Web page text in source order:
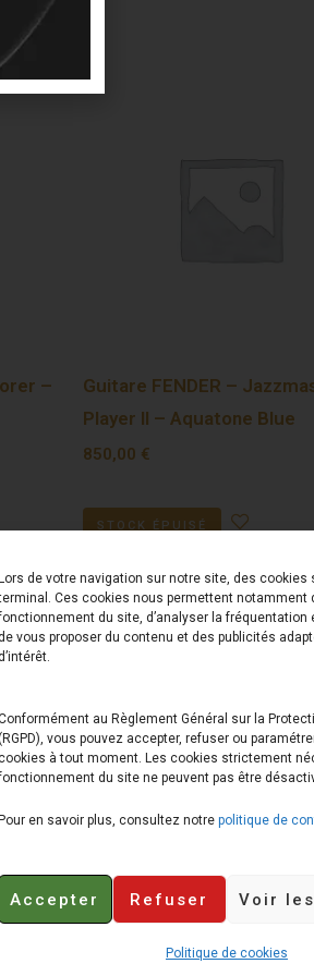
de votre navigation sur notre site, des cookies
Ces cookies nous permettent notamment
du site, d’analyser la fréquentation
vous proposer du contenu et des publicités
au Règlement Général sur la
vous pouvez accepter, refuser ou
à tout moment. Les cookies strictement
du site ne peuvent pas être
en savoir plus, consultez notre politique de
Accepter Refuser Voir
Politique de cookies
–
Guitare FENDER –
Player II – Aquatone Blue
850,00 €
STOCK ÉPUISÉ
loops.fr
Du Lundi au Vendredi
10h00 – 12h30 //
19h00
Le Samedi
18h00